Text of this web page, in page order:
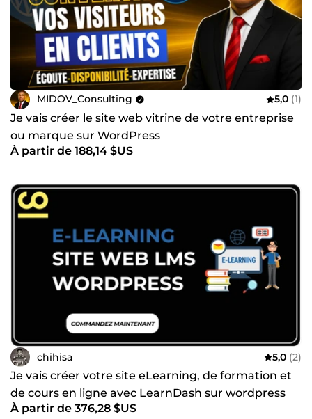
MIDOV_Consulting 5,0 (1)
Je vais créer le site web vitrine de votre entreprise
ou marque sur WordPress
À partir de 188,14 $US
chihisa 5,0 (2)
Je vais créer votre site eLearning, de formation et
de cours en ligne avec LearnDash sur wordpress
À partir de 376,28 $US